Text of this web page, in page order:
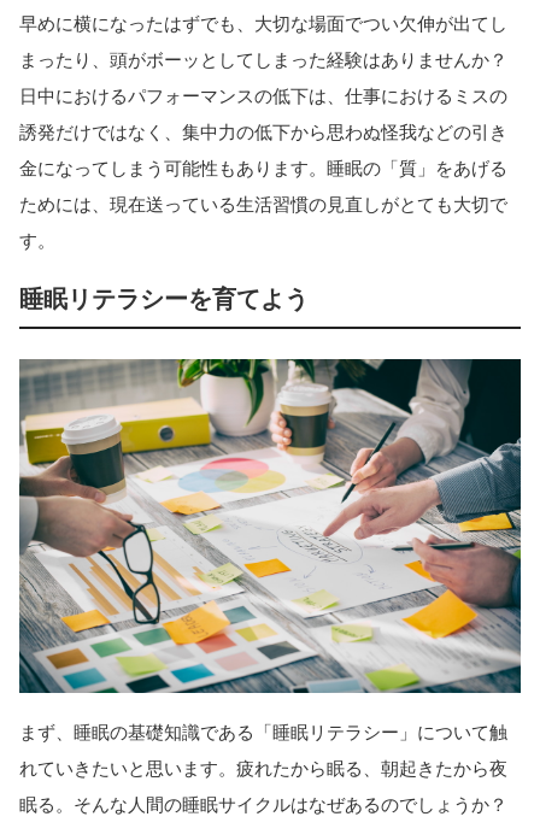
早めに横になったはずでも、大切な場面でつい欠伸が出てし
まったり、頭がボーッとしてしまった経験はありませんか？
日中におけるパフォーマンスの低下は、仕事におけるミスの
誘発だけではなく、集中力の低下から思わぬ怪我などの引き
金になってしまう可能性もあります。睡眠の「質」をあげる
ためには、現在送っている生活習慣の見直しがとても大切で
す。
睡眠リテラシーを育てよう
まず、睡眠の基礎知識である「睡眠リテラシー」について触
れていきたいと思います。疲れたから眠る、朝起きたから夜
眠る。そんな人間の睡眠サイクルはなぜあるのでしょうか？